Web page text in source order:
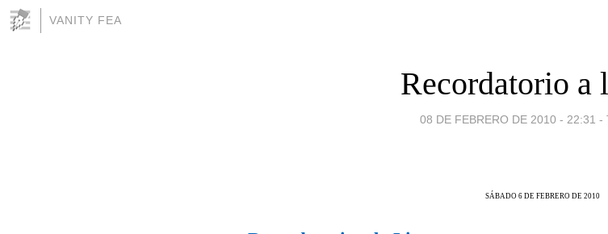
VANITY FEA
Recordatorio a
08 DE FEBRERO DE 2010 - 22:31 -
SÁBADO 6 DE FEBRERO DE 2010